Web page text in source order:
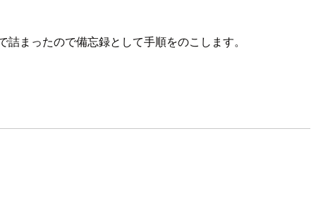
まったので備忘録として手順をのこします。